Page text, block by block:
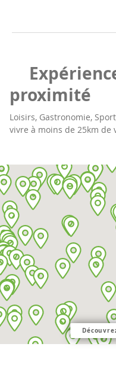
proximité
Loisirs, Gastronomie,
vivre à moins de 25km de